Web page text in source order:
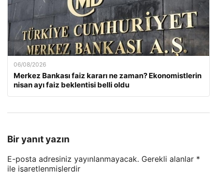
06/08/2026
Merkez Bankası faiz kararı ne zaman? Ekonomistlerin
nisan ayı faiz beklentisi belli oldu
Bir yanıt yazın
E-posta adresiniz yayınlanmayacak. Gerekli alanlar *
ile işaretlenmişlerdir